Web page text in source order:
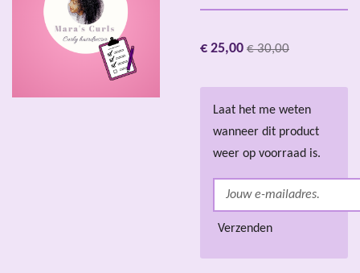
€ 25,00 € 30,00
Laat het me weten
wanneer dit product
weer op voorraad is.
Verzenden